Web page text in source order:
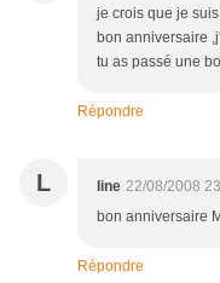
je crois que je
bon anniversaire
tu as passé une
Répondre
L line 22/08/2008
bon anniversaire
Répondre